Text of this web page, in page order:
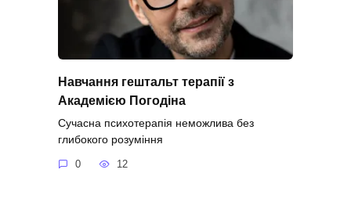
Навчання гештальт терапії з
Академією Погодіна
Сучасна психотерапія неможлива без
глибокого розуміння
0 12